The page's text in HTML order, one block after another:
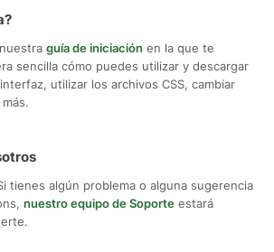
guía de iniciación en la que te
sencilla cómo puedes utilizar y descargar
utilizar los archivos CSS, cambiar
tienes algún problema o alguna sugerencia
nuestro equipo de Soporte estará